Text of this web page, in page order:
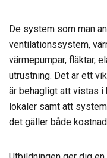
De system som man
ventilationssystem,
värmepumpar, fläktar,
utrustning. Det är ett
är behagligt att vistas i
lokaler samt att
det gäller både